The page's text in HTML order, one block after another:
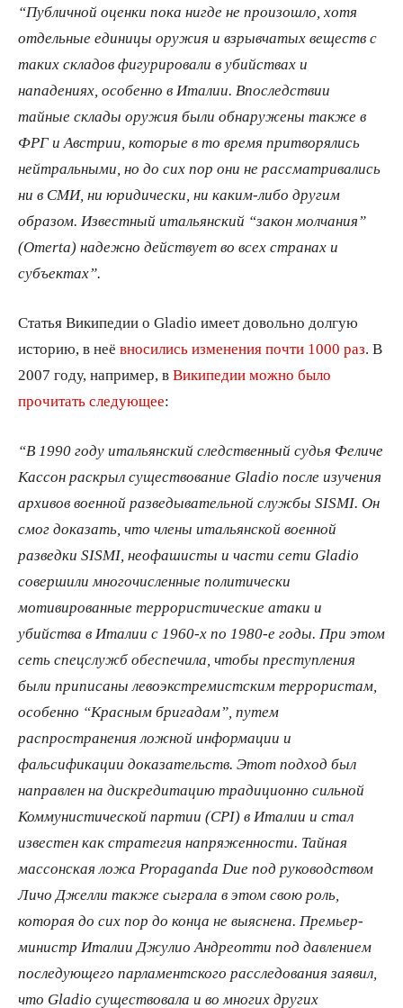
“Публичной оценки пока нигде не произошло, хотя
отдельные единицы оружия и взрывчатых веществ с
таких складов фигурировали в убийствах и
нападениях, особенно в Италии. Впоследствии
тайные склады оружия были обнаружены также в
ФРГ и Австрии, которые в то время притворялись
нейтральными, но до сих пор они не рассматривались
ни в СМИ, ни юридически, ни каким-либо другим
образом. Известный итальянский “закон молчания”
(Omerta) надежно действует во всех странах и
субъектах”.
Статья Википедии о Gladio имеет довольно долгую
историю, в неё вносились изменения почти 1000 раз . В
2007 году, например, в Википедии можно было
прочитать следующее:
“В 1990 году итальянский следственный судья Феличе
Кассон раскрыл существование Gladio после изучения
архивов военной разведывательной службы SISMI. Он
смог доказать, что члены итальянской военной
разведки SISMI, неофашисты и части сети Gladio
совершили многочисленные политически
мотивированные террористические атаки и
убийства в Италии с 1960-х по 1980-е годы. При этом
сеть спецслужб обеспечила, чтобы преступления
были приписаны левоэкстремистским террористам,
особенно “Красным бригадам”, путем
распространения ложной информации и
фальсификации доказательств. Этот подход был
направлен на дискредитацию традиционно сильной
Коммунистической партии (CPI) в Италии и стал
известен как стратегия напряженности. Тайная
массонская ложа Propaganda Due под руководством
Личо Джелли также сыграла в этом свою роль,
которая до сих пор до конца не выяснена. Премьер-
министр Италии Джулио Андреотти под давлением
последующего парламентского расследования заявил,
что Gladio существовала и во многих других